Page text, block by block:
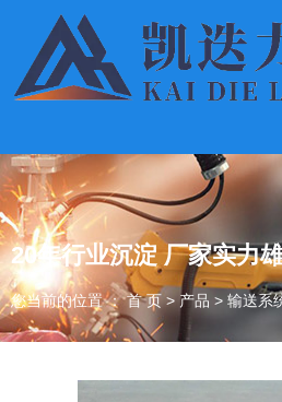
20年行业沉淀 厂家实力
您当前的位置 ： 首 页> 产品 > 输送系